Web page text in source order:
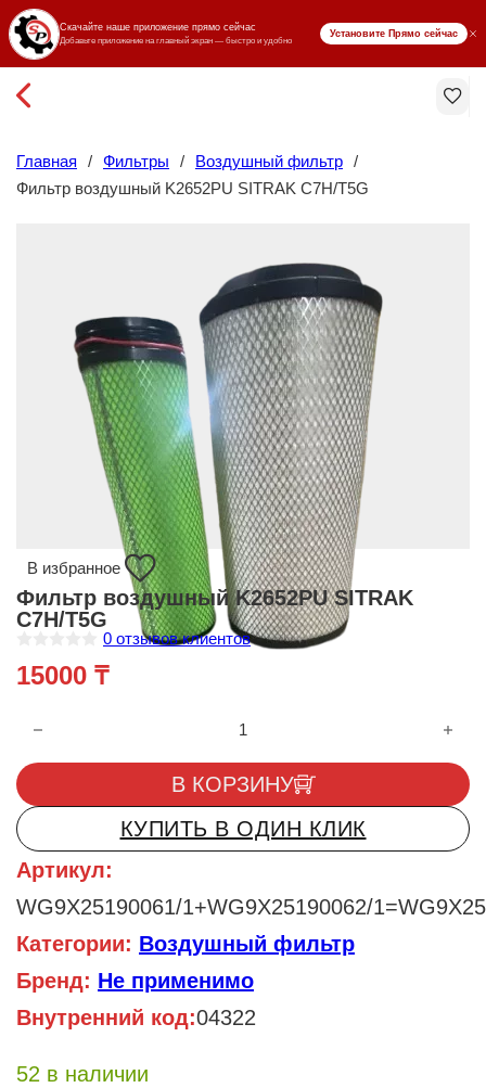
₸ KZT
Главная / Фильтры / Воздушный фильтр /
Фильтр воздушный K2652PU SITRAK C7H/T5G
В избранное
Фильтр воздушный K2652PU SITRAK
C7H/T5G
ц
е
и
з
5
0 отзывов клиентов
15000 ₸
Количество товара Фильтр воздушный K2652PU SITRAK
В КОРЗИНУ
КУПИТЬ В ОДИН КЛИК
Артикул:
WG9X25190061/1+WG9X25190062/
Категории: Воздушный фильтр
Бренд: Не применимо
Внутренний код:04322
52 в наличии